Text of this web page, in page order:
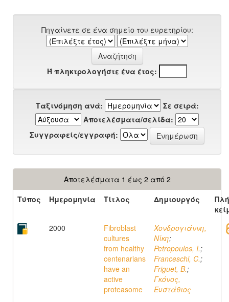
Πηγαίνετε σε ένα σημείο του ευρετηρίου:
Ή πληκτρολογήστε ένα έτος:
Ταξινόμηση ανά:
Σε σειρά:
Αποτελέσματα/σελίδα:
Συγγραφείς/εγγραφή:
Αποτελέσματα 1 έως 2 από 2
Τύπος
Ημερομηνία Τίτλος Δημιουργός
2000
Fibroblast
cultures
from healthy
centenarians
have an
active
proteasome
Χονδρογιάννη,
Νίκη;
Petropoulos, I.;
Franceschi, C.;
Friguet, B.;
Γκόνος,
Ευστάθιος